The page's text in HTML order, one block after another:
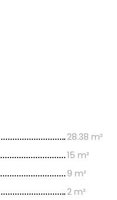
28.38 m²
15 m²
9 m²
2 m²